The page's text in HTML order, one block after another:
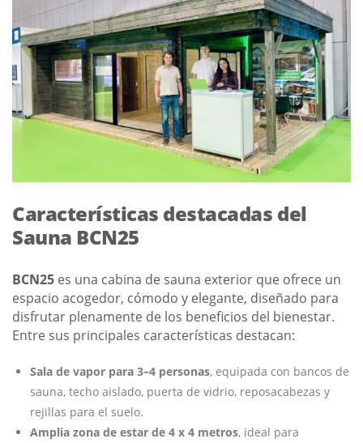
Características destacadas del
Sauna BCN25
BCN25 es una cabina de sauna exterior que ofrece un
espacio acogedor, cómodo y elegante, diseñado para
disfrutar plenamente de los beneficios del bienestar.
Entre sus principales características destacan:
Sala de vapor para 3–4 personas, equipada con bancos de
sauna, techo aislado, puerta de vidrio, reposacabezas y
rejillas para el suelo.
Amplia zona de estar de 4 x 4 metros, ideal para